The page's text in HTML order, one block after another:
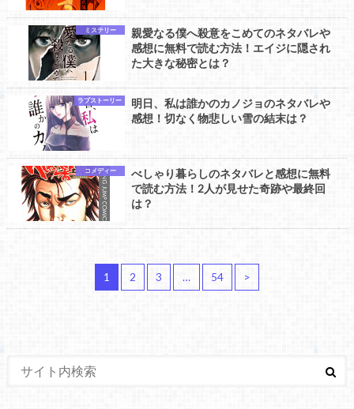
ミステリー
親愛なる僕へ殺意をこめてのネタバレや
感想に無料で読む方法！エイジに隠され
た大きな秘密とは？
ラブストーリー
明日、私は誰かのカノジョのネタバレや
感想！切なく物悲しい雪の結末は？
コメディー
べしゃり暮らしのネタバレと感想に無料
で読む方法！2人が見せた奇跡や最終回
は？
1 2 3 … 54 >